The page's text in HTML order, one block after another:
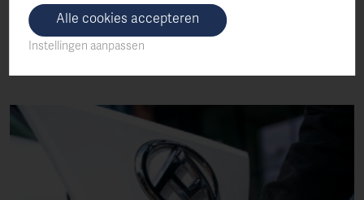
hoogwaardige achteruitrijcamera, waarmee u uw
bedrijfswagen kinderlijkeenvoudig in de krapste
parkeerruimtes manoeuvreert.
Alle cookies accepteren
Instellingen aanpassen